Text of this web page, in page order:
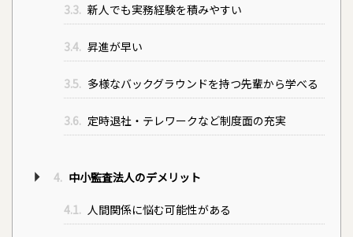
3.3. 新人でも実務経験を積みやすい
3.4. 昇進が早い
3.5. 多様なバックグラウンドを持つ先輩から学べる
3.6. 定時退社・テレワークなど制度面の充実
4. 中小監査法人のデメリット
4.1. 人間関係に悩む可能性がある